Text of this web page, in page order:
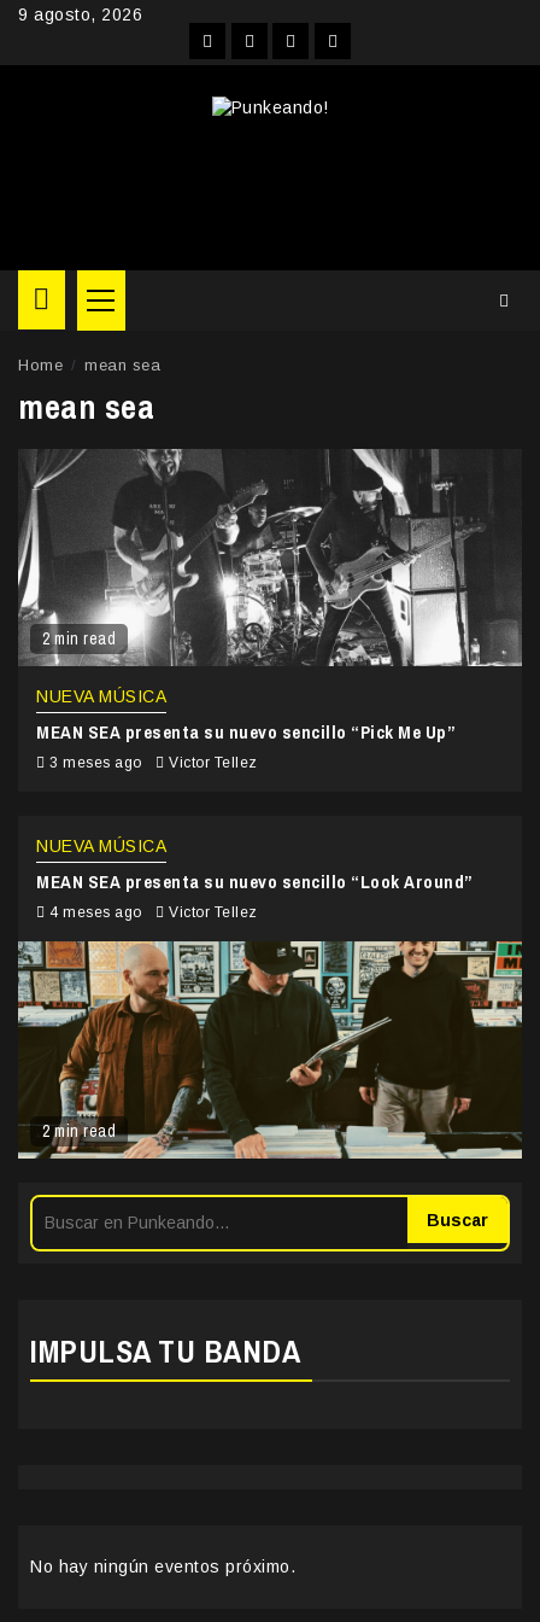
Skip9 agosto, 2026
FacebookInstagram
YouTubeTwitter
Primary
Menu
Home mean sea
mean sea
2 min read
NUEVA MÚSICA
MEAN SEA presenta su nuevo sencillo “Pick Me Up”
3 meses ago Victor Tellez
2 min read
NUEVA MÚSICA
MEAN SEA presenta su nuevo sencillo “Look Around”
4 meses ago Victor Tellez
Buscar
IMPULSA TU BANDA
No hay ningún eventos próximo.